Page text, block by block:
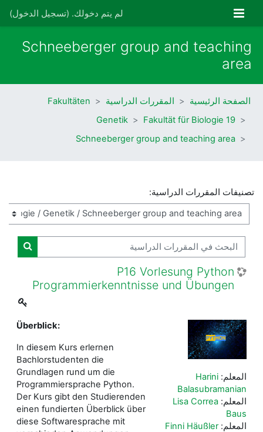
واجهة جانبية لم يتم دخولك. (تسجيل الدخول)
Schneeberger group and teaching
area
الصفحة الرئيسية المقررات الدراسية
Fakultäten
19 Fakultät für Biologie
Genetik
Schneeberger group and teaching area
تصنيفات المقررات الدراسية:
البحث في المقررات الدراسية
البحث
P16 Vorlesung Python
Programmierkenntnisse und Übungen
Überblick:
In diesem Kurs erlernen
Bachlorstudenten die
Grundlagen rund um die
Programmiersprache Python.
Der Kurs gibt den Studierenden
einen fundierten Überblick über
diese Softwaresprache mit
المعلم: Harini
Balasubramanian
المعلم: Lisa Correa
Baus
المعلم:Finni Häußler